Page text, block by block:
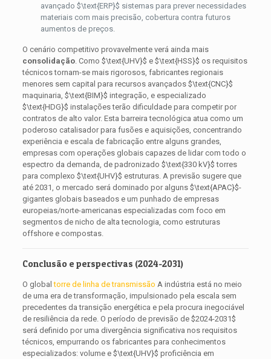
avançado $\text{ERP}$ sistemas para prever necessidades
materiais com mais precisão, cobertura contra futuros
aumentos de preços.
O cenário competitivo provavelmente verá ainda mais
consolidação. Como $\text{UHV}$ e $\text{HSS}$ os requisitos
técnicos tornam-se mais rigorosos, fabricantes regionais
menores sem capital para recursos avançados $\text{CNC}$
maquinaria, $\text{BIM}$ integração, e especializado
$\text{HDG}$ instalações terão dificuldade para competir por
contratos de alto valor. Esta barreira tecnológica atua como um
poderoso catalisador para fusões e aquisições, concentrando
experiência e escala de fabricação entre alguns grandes,
empresas com operações globais capazes de lidar com todo o
espectro da demanda, de padronizado $\text{330 kV}$ torres
para complexo $\text{UHV}$ estruturas. A previsão sugere que
até 2031, o mercado será dominado por alguns $\text{APAC}$-
gigantes globais baseados e um punhado de empresas
europeias/norte-americanas especializadas com foco em
segmentos de nicho de alta tecnologia, como estruturas
offshore e compostas.
Conclusão e perspectivas (2024-2031)
O globaltorre de linha de transmissão A indústria está no meio
de uma era de transformação, impulsionado pela escala sem
precedentes da transição energética e pela procura inegociável
de resiliência da rede. O período de previsão de $2024-2031$
será definido por uma divergência significativa nos requisitos
técnicos, empurrando os fabricantes para conhecimentos
especializados: volume e $\text{UHV}$ proficiência em